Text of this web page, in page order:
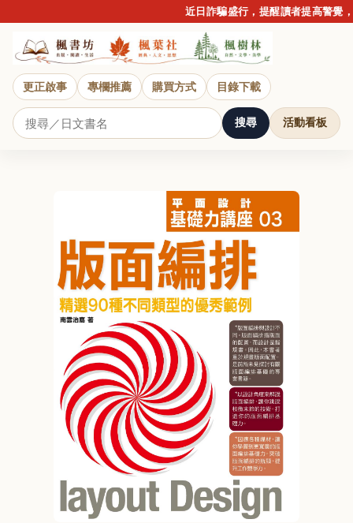
近日詐騙盛行，提醒讀者提高警覺，
更正啟事 專欄推薦 購買方式 目錄下載
搜尋 活動看板